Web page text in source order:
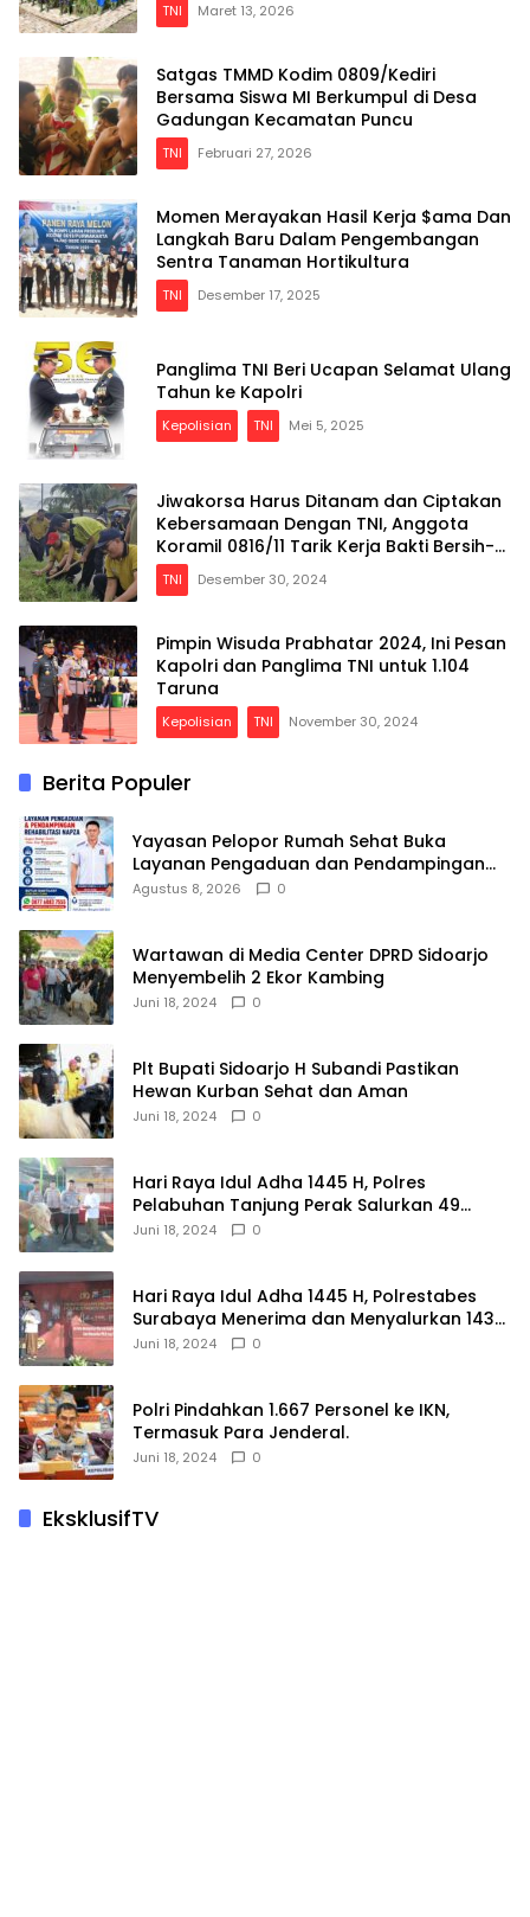
TNI Maret 13, 2026
Satgas TMMD Kodim 0809/Kediri
Bersama Siswa MI Berkumpul di Desa
Gadungan Kecamatan Puncu
TNI Februari 27, 2026
Momen Merayakan Hasil Kerja $ama Dan
Langkah Baru Dalam Pengembangan
Sentra Tanaman Hortikultura
TNI Desember 17, 2025
Panglima TNI Beri Ucapan Selamat Ulang
Tahun ke Kapolri
Kepolisian TNI Mei 5, 2025
Jiwakorsa Harus Ditanam dan Ciptakan
Kebersamaan Dengan TNI, Anggota
Koramil 0816/11 Tarik Kerja Bakti Bersih-
bersih Desa
TNI Desember 30, 2024
Pimpin Wisuda Prabhatar 2024, Ini Pesan
Kapolri dan Panglima TNI untuk 1.104
Taruna
Kepolisian TNI November 30, 2024
Berita Populer
Yayasan Pelopor Rumah Sehat Buka
Layanan Pengaduan dan Pendampingan
Rehabilitasi NAPZA 24 Jam
Agustus 8, 2026 0
Wartawan di Media Center DPRD Sidoarjo
Menyembelih 2 Ekor Kambing
Juni 18, 2024 0
Plt Bupati Sidoarjo H Subandi Pastikan
Hewan Kurban Sehat dan Aman
Juni 18, 2024 0
Hari Raya Idul Adha 1445 H, Polres
Pelabuhan Tanjung Perak Salurkan 49
Hewan Korban.
Juni 18, 2024 0
Hari Raya Idul Adha 1445 H, Polrestabes
Surabaya Menerima dan Menyalurkan 143
Hewan Kurban
Juni 18, 2024 0
Polri Pindahkan 1.667 Personel ke IKN,
Termasuk Para Jenderal.
Juni 18, 2024 0
EksklusifTV